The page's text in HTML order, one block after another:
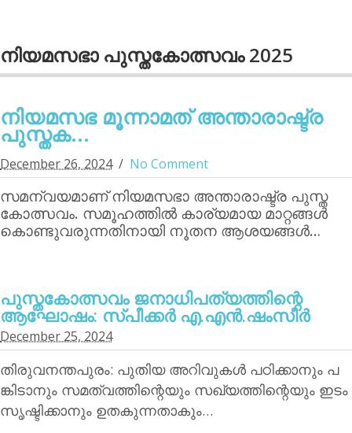
നിയമസഭാ പുസ്തകോത്സവം 2025
നിയമസഭ മൂന്നാമത് അന്താരാഷ്ട്ര
പുസ്തക...
December 26, 2024 No Comment
സമന്വയമാണ് നിയമസഭാ അന്താരാഷ്ട്ര പുസ്ത
കോത്സവം. സമൂഹത്തില്‍ കാര്യമായ മാറ്റങ്ങള്‍
കൊണ്ടുവരുന്നതിനായി നൂതന ആശയങ്ങള്‍…
പുസ്തകോത്സവം ജനാധിപത്യത്തിന്റെ
ആഘോഷം: സ്പീക്കര്‍ എ.എന്‍.ഷംസീര്‍
December 25, 2024
തിരുവനന്തപുരം: പുതിയ അറിവുകള്‍ പഠിക്കാനും പ
ങ്കിടാനും സമത്വത്തിന്റെയും സഖ്യത്തിന്റെയും ഇടം
സൃഷ്ടിക്കാനും ഉതകുന്നതാകും…